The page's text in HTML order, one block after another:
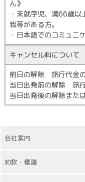
ん》
・未就学児、満66歳
我等がある方。
・日本語でのコミュニ
キャンセル料について
前日の解除 旅行代金
当日出発前の解除 旅
当日出発後の解除ま
会社案内
約款・標識